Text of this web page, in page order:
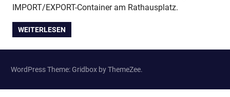
IMPORT/EXPORT-Container am Rathausplatz.
WEITERLESEN
WordPress Theme: Gridbox by ThemeZee.